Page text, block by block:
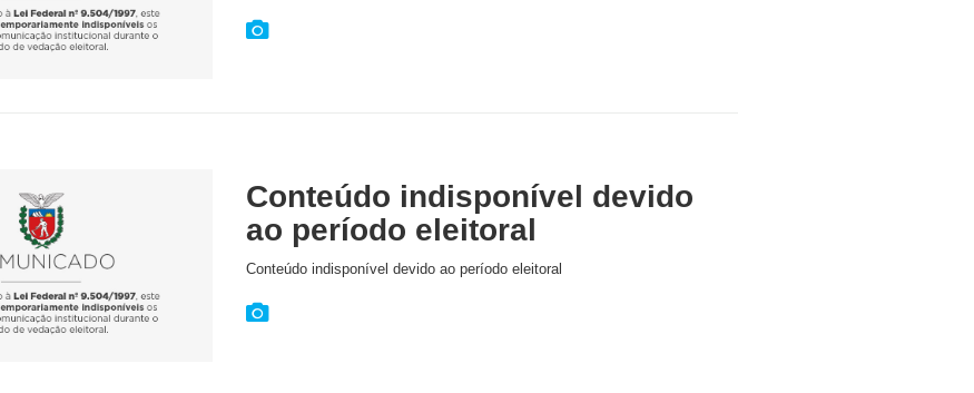
Conteúdo indisponível devido
ao período eleitoral
Conteúdo indisponível devido ao período eleitoral